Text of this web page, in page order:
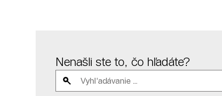
Nenašli ste to, čo hľadáte?